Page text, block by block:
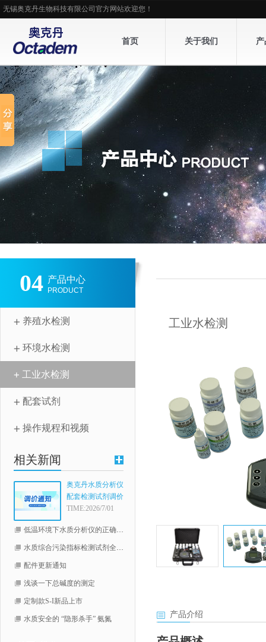
无锡奥克丹生物科技有限公司官方网站欢迎您！
首页 关于我们 产
04 产品中心
PRODUCT
养殖水检测
环境水检测
工业水检测
配套试剂
操作规程和视频
相关新闻
奥克丹水质分析仪
配套检测试剂调价
通知
TIME:2026/7/01
低温环境下水质分析仪的正确使用指南
水质综合污染指标检测试剂全线升级（COD，总磷，总氮）
配件更新通知
浅谈一下总碱度的测定
定制款S-I新品上市
水质安全的 “隐形杀手” 氨氮
工业水检测
产品介绍